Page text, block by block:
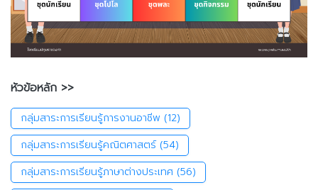
หัวข้อหลัก >>
กลุ่มสาระการเรียนรู้การงานอาชีพ (12)
กลุ่มสาระการเรียนรู้คณิตศาสตร์ (54)
กลุ่มสาระการเรียนรู้ภาษาต่างประเทศ (56)